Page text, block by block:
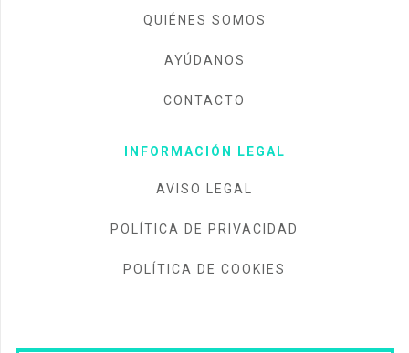
QUIÉNES SOMOS
AYÚDANOS
CONTACTO
INFORMACIÓN LEGAL
AVISO LEGAL
POLÍTICA DE PRIVACIDAD
POLÍTICA DE COOKIES